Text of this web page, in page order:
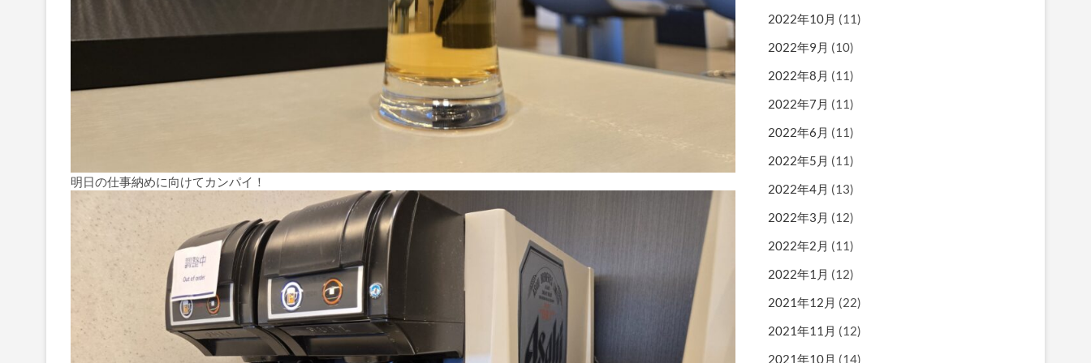
明日の仕事納めに向けてカンパイ！
2022年10月 (11)
2022年9月 (10)
2022年8月 (11)
2022年7月 (11)
2022年6月 (11)
2022年5月 (11)
2022年4月 (13)
2022年3月 (12)
2022年2月 (11)
2022年1月 (12)
2021年12月 (22)
2021年11月 (12)
2021年10月 (14)